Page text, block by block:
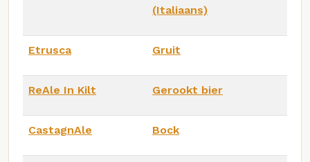
(Italiaans)
Etrusca Gruit
ReAle In Kilt Gerookt bier
CastagnAle Bock